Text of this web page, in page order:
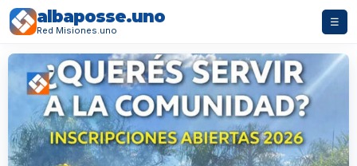
albaposse.uno
Red Misiones.uno
☰